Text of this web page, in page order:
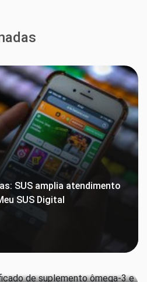
SUS amplia atendimento
SUS Digital
de suplemento
de repelentes